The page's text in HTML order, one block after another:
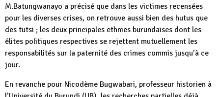
M.Batungwanayo a précisé que dans les victimes recensées
pour les diverses crises, on retrouve aussi bien des hutus que
des tutsi ; les deux principales ethnies burundaises dont les
élites politiques respectives se rejettent mutuellement les
responsabilités sur la paternité des crimes commis jusqu’à ce
jour.
En revanche pour Nicodème Bugwabari, professeur historien à